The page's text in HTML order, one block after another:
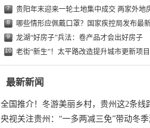
7 贵阳年末迎来一轮土地集中成交 两家外地
8 哪些情形应佩戴口罩？国家疾控局发布最新
9 龙湖“好房子”兵法：卷产品才会出好房子
10 老街“新生”！太平路改造提升城市更新项
最新新闻
全国推介！冬游美丽乡村，贵州这2条线
错过
央视关注贵州：“一多两减三免”带动冬